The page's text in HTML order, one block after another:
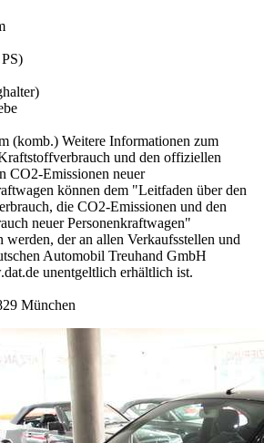
(komb.) Weitere Informationen zum
und den offiziellen
CO2-Emissionen neuer
können dem "Leitfaden über den
die CO2-Emissionen und den
neuer Personenkraftwagen"
werden, der an allen Verkaufsstellen und
Automobil Treuhand GmbH
unentgeltlich erhältlich ist.
München